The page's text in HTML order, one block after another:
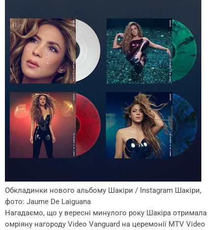
Обкладинки нового альбому Шакіри / Instagram Шакіри,
фото: Jaume De Laiguana
Нагадаємо, що у вересні минулого року Шакіра отримала
омріяну нагороду Video Vanguard на церемонії MTV Video